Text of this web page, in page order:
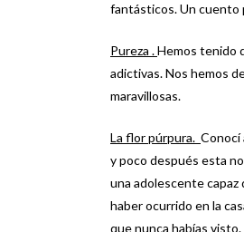
fantásticos. Un cuento
Pureza .Hemos tenido
adictivas. Nos hemos
maravillosas.
La flor púrpura. Conocí
y poco después esta
una adolescente capaz
haber ocurrido en la
que nunca habías visto.